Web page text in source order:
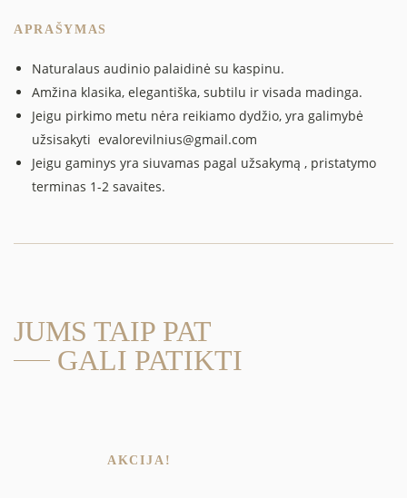
APRAŠYMAS
Naturalaus audinio palaidinė su kaspinu.
Amžina klasika, elegantiška, subtilu ir visada madinga.
Jeigu pirkimo metu nėra reikiamo dydžio, yra galimybė
užsisakyti evalorevilnius@gmail.com
Jeigu gaminys yra siuvamas pagal užsakymą , pristatymo
terminas 1-2 savaites.
JUMS TAIP PAT
GALI PATIKTI
AKCIJA!